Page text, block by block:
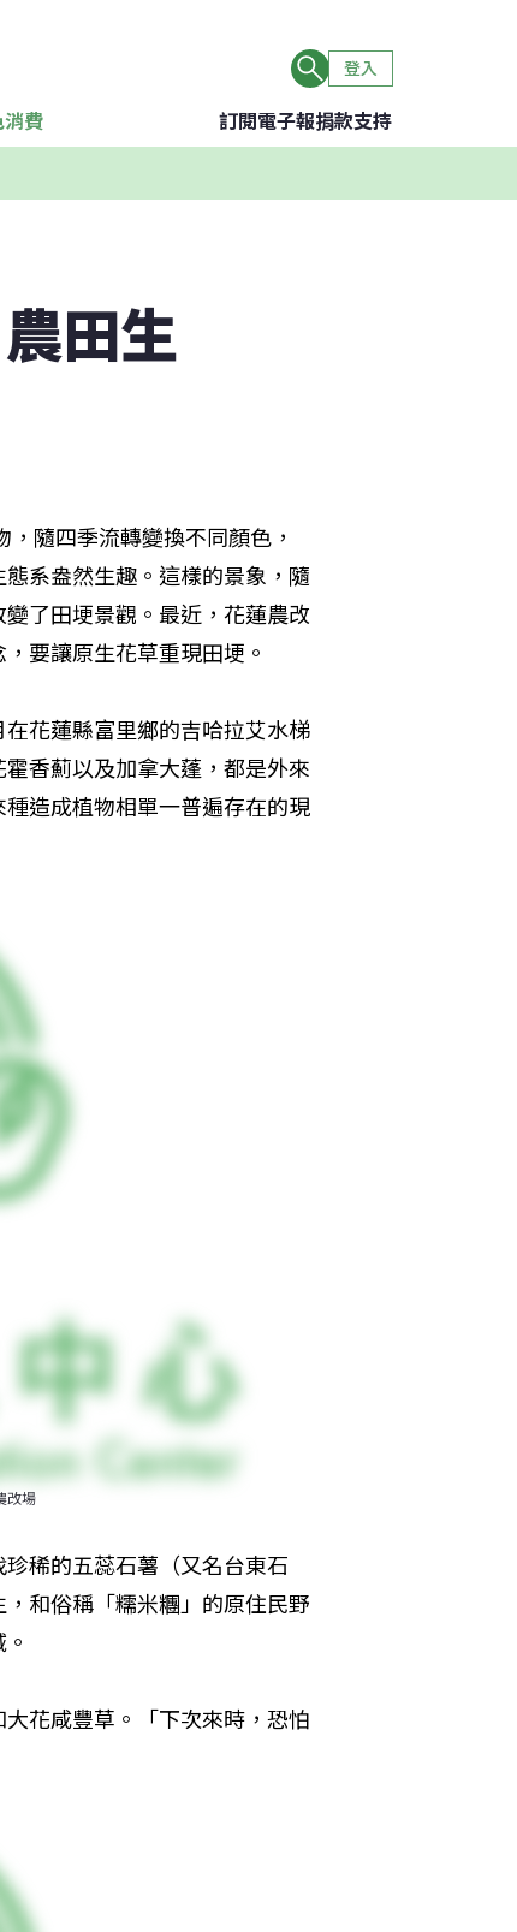
登入
費 訂閱電子報捐款支持
田生
隨四季流轉變換不同顏色，
系盎然生趣。這樣的景象，隨
了田埂景觀。最近，花蓮農改
要讓原生花草重現田埂。
花蓮縣富里鄉的吉哈拉艾水梯
香薊以及加拿大蓬，都是外來
造成植物相單一普遍存在的現
改場
稀的五蕊石薯（又名台東石
和俗稱「糯米糰」的原住民野
花咸豐草。「下次來時，恐怕